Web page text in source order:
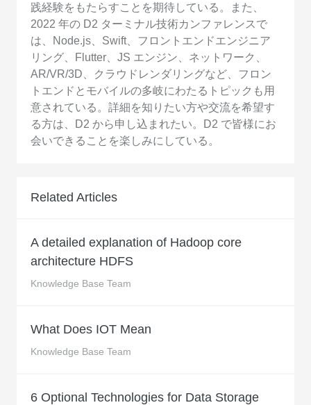
践経験をもたらすことを期待している。また、
2022 年の D2 ターミナル技術カンファレンスで
は、Node.js、Swift、フロントエンドエンジニア
リング、Flutter、JS エンジン、ネットワーク、
AR/VR/3D、クラウドレンダリングなど、フロン
トエンドとモバイルの多岐にわたるトピックも用
意されている。詳細を知りたい方や交流を希望す
る方は、D2 から申し込まれたい。D2 で皆様にお
会いできることを楽しみにしている。
Related Articles
A detailed explanation of Hadoop core
architecture HDFS
Knowledge Base Team
What Does IOT Mean
Knowledge Base Team
6 Optional Technologies for Data Storage